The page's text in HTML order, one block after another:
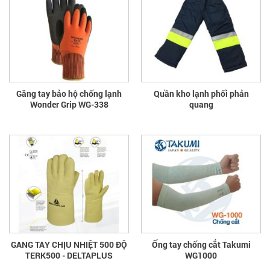
Găng tay bảo hộ chống lạnh
Wonder Grip WG-338
Quần kho lạnh phối phản
quang
GANG TAY CHỊU NHIỆT 500 ĐỘ
TERK500 - DELTAPLUS
Ống tay chống cắt Takumi
WG1000